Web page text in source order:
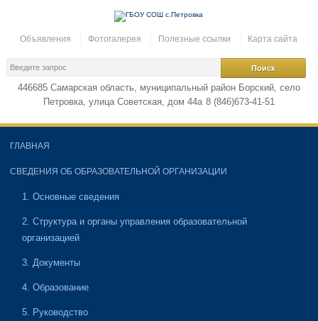
Объявления Фотогалерея Полезные ссылки Карта сайта
446685 Самарская область, муниципальный район Борский, село
Петровка, улица Советская, дом 44а 8 (846)673-41-51
ГЛАВНАЯ
СВЕДЕНИЯ ОБ ОБРАЗОВАТЕЛЬНОЙ ОРГАНИЗАЦИИ
1. Основные сведения
2. Структура и органы управления образовательной
организацией
3. Документы
4. Образование
5. Руководство